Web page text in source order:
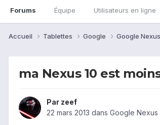
Forums Équipe Utilisateurs en ligne
Accueil Tablettes Google Google
ma Nexus 10 est
Par zeef
22 mars 2013 dans Google Nexus